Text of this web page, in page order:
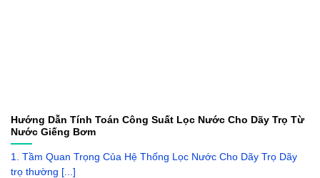
Hướng Dẫn Tính Toán Công Suất Lọc Nước Cho Dãy Trọ Từ
Nước Giếng Bơm
1. Tầm Quan Trọng Của Hệ Thống Lọc Nước Cho Dãy Trọ Dãy
trọ thường [...]